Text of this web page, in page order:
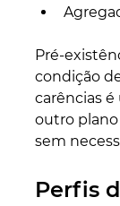
Pré-
condição
carências
outro
sem
Perfis